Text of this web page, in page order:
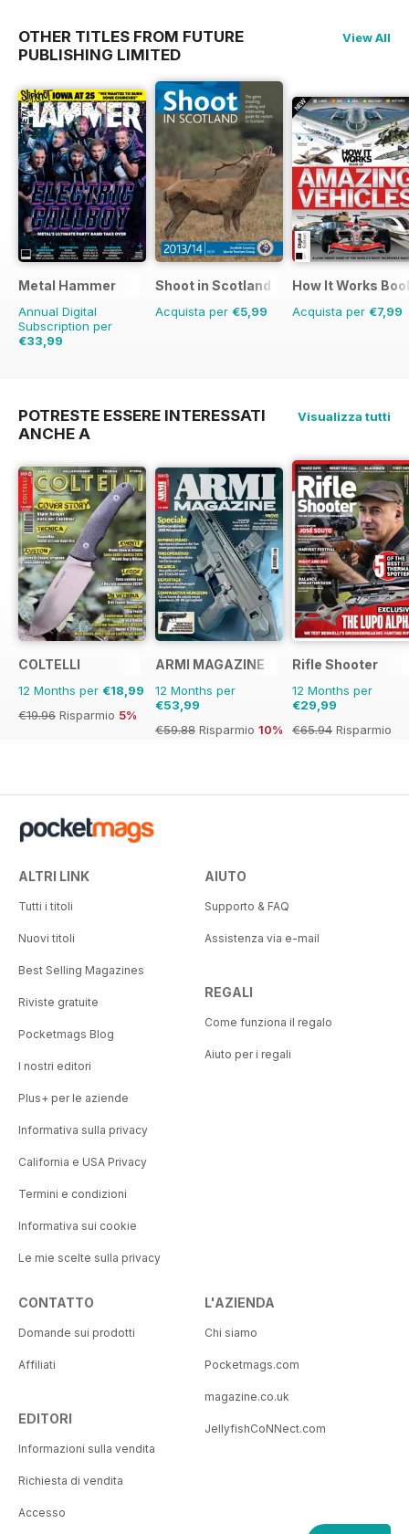
OTHER TITLES FROM FUTURE
PUBLISHING LIMITED
View All
Metal Hammer
Annual Digital
Subscription per
€33,99
Shoot in Scotland
Acquista per €5,99
How It Works
Acquista per €7,99
POTRESTE ESSERE INTERESSATI
ANCHE A
Visualizza tutti
COLTELLI
12 Months per €18,99
€19.96 Risparmio 5%
ARMI MAGAZINE
12 Months per
€53,99
€59.88 Risparmio 10%
Rifle Shooter
12 Months per
€29,99
€65.94 Risparmio
ALTRI LINK
Tutti i titoli
Nuovi titoli
Best Selling Magazines
Riviste gratuite
Pocketmags Blog
I nostri editori
Plus+ per le aziende
Informativa sulla privacy
California e USA Privacy
Termini e condizioni
Informativa sui cookie
Le mie scelte sulla privacy
AIUTO
Supporto & FAQ
Assistenza via e-mail
REGALI
Come funziona il regalo
Aiuto per i regali
CONTATTO
Domande sui prodotti
Affiliati
EDITORI
Informazioni sulla vendita
Richiesta di vendita
Accesso
L'AZIENDA
Chi siamo
Pocketmags.com
magazine.co.uk
JellyfishCoNNect.com